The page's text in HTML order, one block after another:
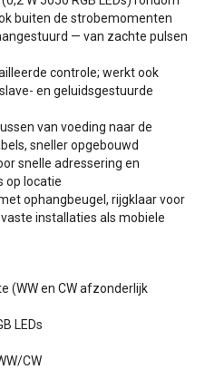
buiten de strobemomenten
— van zachte pulsen
controle; werkt ook
en geluidsgestuurde
van voeding naar de
sneller opgebouwd
snelle adressering en
op locatie
ophangbeugel, rijgklaar voor
installaties als mobiele
(WW en CW afzonderlijk
LEDs
CW